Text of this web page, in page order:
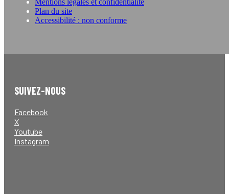
Plan du site
Accessibilité : non conforme
SUIVEZ-NOUS
Facebook
X
Youtube
Instagram